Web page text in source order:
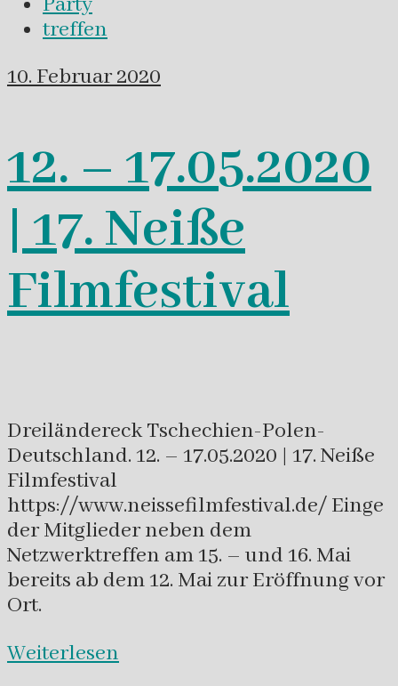
treffen
10. Februar 2020
12. – 17.05.2020
| 17. Neiße
Filmfestival
Dreiländereck Tschechien-Polen-
Deutschland. 12. – 17.05.2020 | 17. Neiße
Filmfestival
https://www.neissefilmfestival.de/ Einge
der Mitglieder neben dem
Netzwerktreffen am 15. – und 16. Mai
bereits ab dem 12. Mai zur Eröffnung vor
Ort.
Weiterlesen